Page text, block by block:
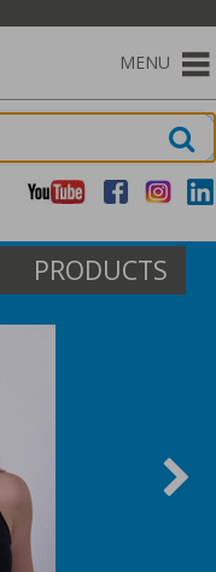
MENU
PRODUCTS